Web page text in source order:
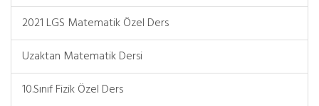
2021 LGS Matematik Özel Ders
Uzaktan Matematik Dersi
10.Sınıf Fizik Özel Ders